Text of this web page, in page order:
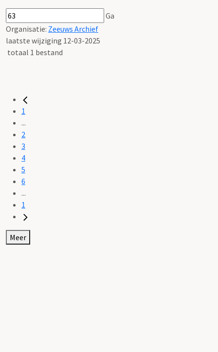
Ga
Organisatie: Zeeuws Archief
laatste wijziging 12-03-2025
totaal 1 bestand
1
...
2
3
4
5
6
...
1
Meer